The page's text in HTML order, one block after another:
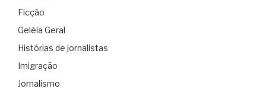
Ficção
Geléia Geral
Histórias de jornalistas
Imigração
Jornalismo